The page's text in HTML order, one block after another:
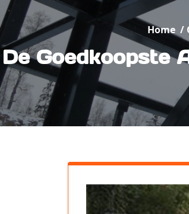
Home/
De Goedkoopste